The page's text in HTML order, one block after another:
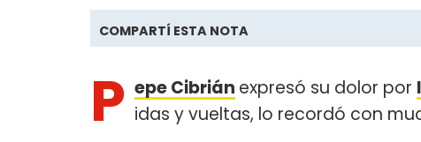
COMPARTÍ ESTA NOTA
P epe Cibrián expresó su dolor por
idas y vueltas, lo recordó con